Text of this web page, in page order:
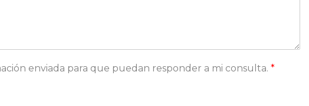
enviada para que puedan responder a mi consulta. *